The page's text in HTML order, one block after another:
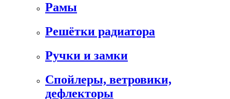
Рамы
Решётки радиатора
Ручки и замки
Спойлеры, ветровики,
дефлекторы